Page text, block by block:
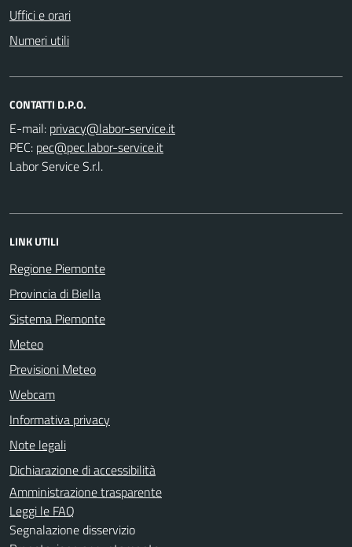
Uffici e orari
Numeri utili
CONTATTI D.P.O.
E-mail:
PEC:
Labor Service S.r.l.
LINK UTILI
Regione Piemonte
Provincia di Biella
Sistema Piemonte
Meteo
Previsioni Meteo
Webcam
Informativa privacy
Note legali
Dichiarazione di accessibilità
Amministrazione trasparente
Leggi le FAQ
Segnalazione disservizio